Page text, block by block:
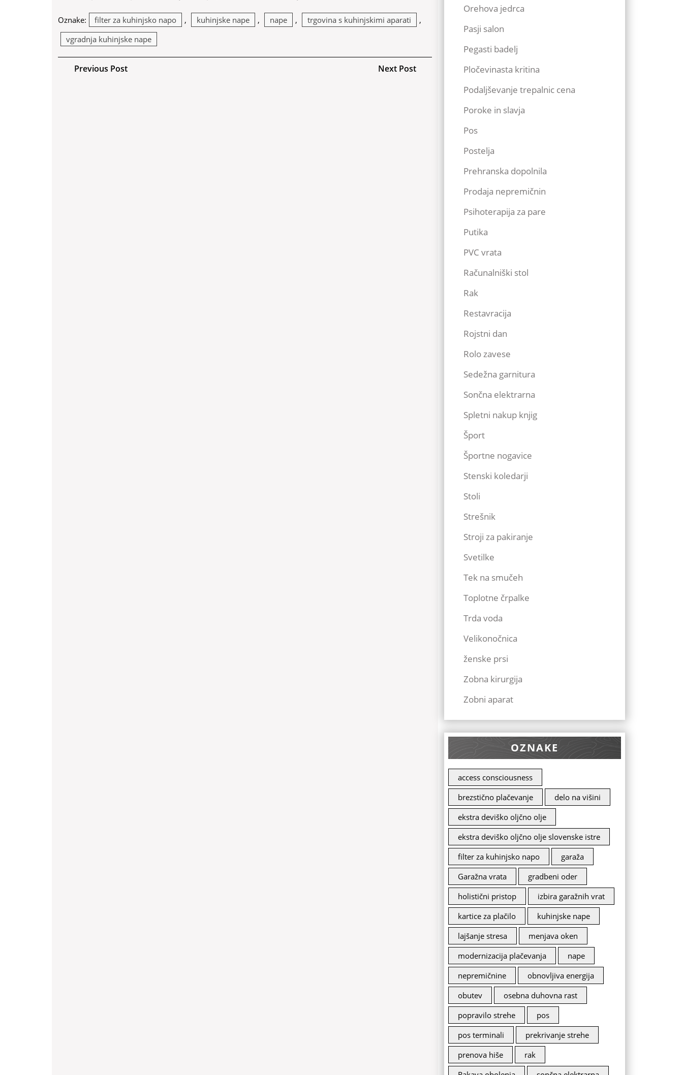
Oznake: filter za kuhinjsko napo , kuhinjske nape , nape , trgovina s kuhinjskimi aparati
,
vgradnja kuhinjske nape
Navigacija
Previous PostPrevious
Next Post
Orehova jedrca
Pasji salon
Pegasti badelj
Pločevinasta kritina
Podaljševanje trepalnic cena
Poroke in slavja
Pos
Postelja
Prehranska dopolnila
Prodaja nepremičnin
Psihoterapija za pare
Putika
PVC vrata
Računalniški stol
Rak
Restavracija
Rojstni dan
Rolo zavese
Sedežna garnitura
Sončna elektrarna
Spletni nakup knjig
Šport
Športne nogavice
Stenski koledarji
Stoli
Strešnik
Stroji za pakiranje
Svetilke
Tek na smučeh
Toplotne črpalke
Trda voda
Velikonočnica
ženske prsi
Zobna kirurgija
Zobni aparat
OZNAKE
access consciousness
brezstično plačevanje
delo na višini
ekstra deviško oljčno olje
ekstra deviško oljčno olje slovenske istre
filter za kuhinjsko napo
garaža
Garažna vrata
gradbeni oder
holistični pristop
izbira garažnih vrat
kartice za plačilo
kuhinjske nape
lajšanje stresa
menjava oken
modernizacija plačevanja
nape
nepremičnine
obnovljiva energija
obutev
osebna duhovna rast
popravilo strehe
pos
pos terminali
prekrivanje strehe
prenova hiše
rak